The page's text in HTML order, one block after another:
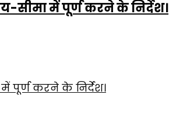
सीमा में पूर्ण करने के निर्देश।
पूर्ण करने के निर्देश।